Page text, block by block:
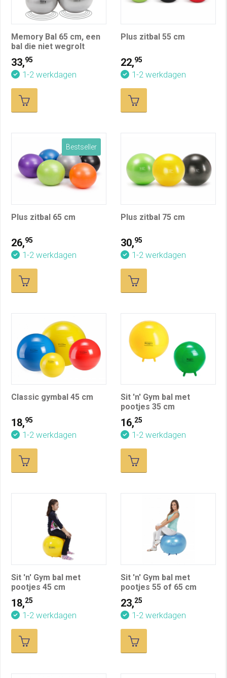
Memory Bal 65 cm, een
bal die niet wegrolt
33,95
1-2 werkdagen
Plus zitbal 55 cm
22,95
1-2 werkdagen
Bestseller
Plus zitbal 65 cm
26,95
1-2 werkdagen
Plus zitbal 75 cm
30,95
1-2 werkdagen
Classic gymbal 45 cm
18,95
1-2 werkdagen
Sit 'n' Gym bal met
pootjes 35 cm
16,25
1-2 werkdagen
Sit 'n' Gym bal met
pootjes 45 cm
18,25
1-2 werkdagen
Sit 'n' Gym bal met
pootjes 55 of 65 cm
23,25
1-2 werkdagen